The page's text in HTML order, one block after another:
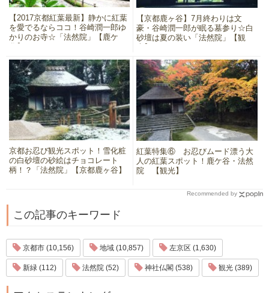
【2017京都紅葉最新】静かに紅葉
を愛でるならココ！谷崎潤一郎ゆ
かりのお寺☆「法然院」【鹿ケ
【京都鹿ヶ谷】7月終わりは文
豪・谷崎潤一郎が眠る墓参り☆白
砂壇は夏の装い「法然院」【観
京都お忍び観光スポット！雪化粧
の白砂壇の砂絵はチョコレート
柄！？「法然院」【京都鹿ヶ谷】
紅葉特集⑥ お忍びムード漂う大
人の紅葉スポット！鹿ケ谷・法然
院 【観光】
Recommended by
この記事のキーワード
京都市 (10,156) 地域 (10,857) 左京区 (1,630)
新緑 (112) 法然院 (52) 神社仏閣 (538) 観光 (389)